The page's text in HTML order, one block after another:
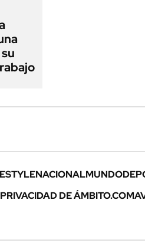
NACIONALMUNDO
DE ÁMBITO.COM